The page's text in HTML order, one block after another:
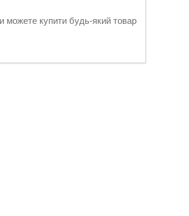
можете купити будь-який товар